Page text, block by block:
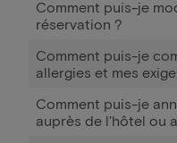
Comment puis-je
réservation ?
Comment puis-je
allergies et mes
Comment puis-je
auprès de l'hôtel ou